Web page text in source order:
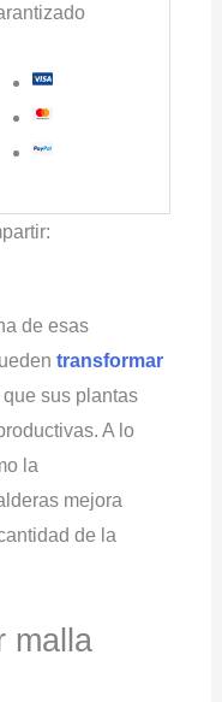
de esas
transformar
sus plantas
A lo
la
mejora
de la
malla